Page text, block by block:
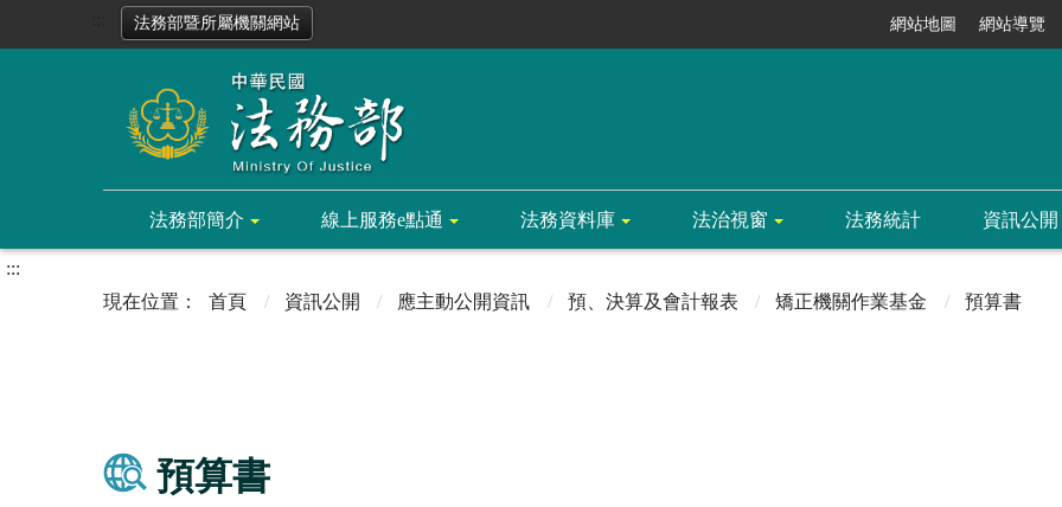
法務部暨所屬機關網站 網站地圖 網站導覽
法務部簡介 線上服務e點通 法務資料庫 法治視窗 法務統計 資訊公開
:::
首頁
資訊公開 應主動公開資訊 預、決算及會計報表 矯正機關作業基金 預算書
預算書